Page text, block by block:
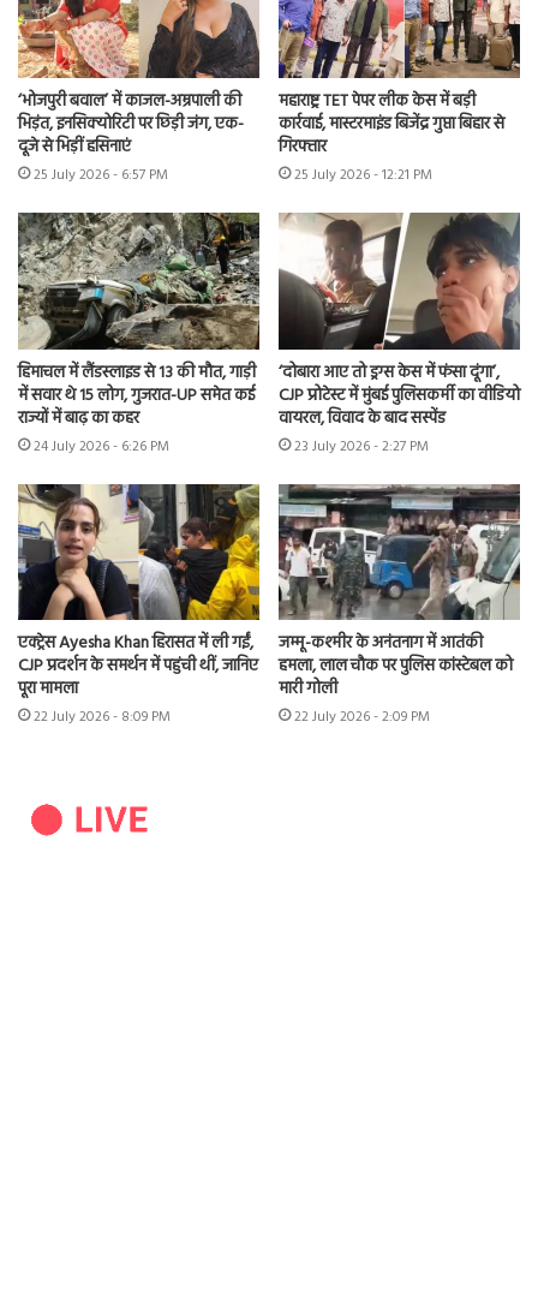
‘भोजपुरी बवाल’ में काजल-अम्रपाली की
भिड़ंत, इनसिक्योरिटी पर छिड़ी जंग, एक-
दूजे से भिड़ीं हसिनाएं
25 July 2026 - 6:57 PM
महाराष्ट्र TET पेपर लीक केस में बड़ी
कार्रवाई, मास्टरमाइंड बिजेंद्र गुप्ता बिहार से
गिरफ्तार
25 July 2026 - 12:21 PM
हिमाचल में लैंडस्लाइड से 13 की मौत, गाड़ी
में सवार थे 15 लोग, गुजरात-UP समेत कई
राज्यों में बाढ़ का कहर
24 July 2026 - 6:26 PM
‘दोबारा आए तो ड्रग्स केस में फंसा दूंगा’,
CJP प्रोटेस्ट में मुंबई पुलिसकर्मी का वीडियो
वायरल, विवाद के बाद सस्पेंड
23 July 2026 - 2:27 PM
एक्ट्रेस Ayesha Khan हिरासत में ली गईं,
CJP प्रदर्शन के समर्थन में पहुंची थीं, जानिए
पूरा मामला
22 July 2026 - 8:09 PM
जम्मू-कश्मीर के अनंतनाग में आतंकी
हमला, लाल चौक पर पुलिस कांस्टेबल को
मारी गोली
22 July 2026 - 2:09 PM